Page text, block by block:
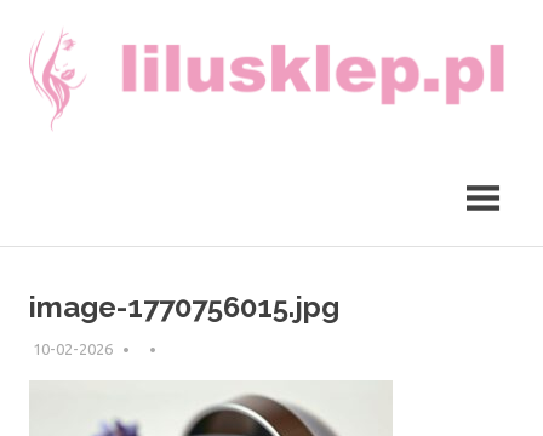
content
image-1770756015.jpg
10-02-2026